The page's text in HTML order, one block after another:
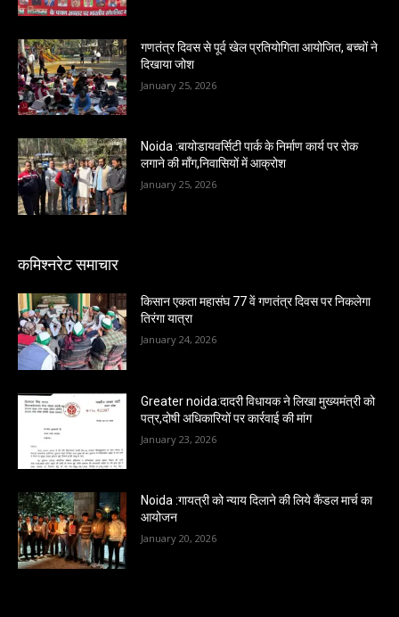
गणतंत्र दिवस से पूर्व खेल प्रतियोगिता आयोजित, बच्चों ने
दिखाया जोश
January 25, 2026
Noida :बायोडायवर्सिटी पार्क के निर्माण कार्य पर रोक
लगाने की माँग,निवासियों में आक्रोश
January 25, 2026
कमिश्नरेट समाचार
किसान एकता महासंघ 77 वें गणतंत्र दिवस पर निकलेगा
तिरंगा यात्रा
January 24, 2026
Greater noida:दादरी विधायक ने लिखा मुख्यमंत्री को
पत्र,दोषी अधिकारियों पर कार्रवाई की मांग
January 23, 2026
Noida :गायत्री को न्याय दिलाने की लिये कैंडल मार्च का
आयोजन
January 20, 2026